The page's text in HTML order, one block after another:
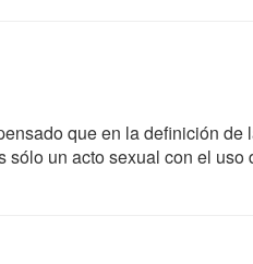
que en la definición
sólo un acto sexual con el